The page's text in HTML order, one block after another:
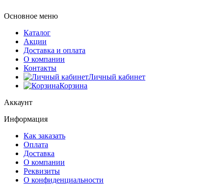
Основное меню
Каталог
Акции
Доставка и оплата
О компании
Контакты
Личный кабинет
Корзина
Аккаунт
Информация
Как заказать
Оплата
Доставка
О компании
Реквизиты
О конфиденциальности